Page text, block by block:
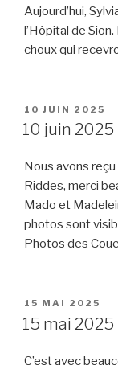
Aujourd’hui,
l’Hôpital de
choux qui
PUBLIÉ
LE
10 JUIN 2025
10 juin 2025
Nous avons reçu
Riddes, merci
Mado et
photos sont
Photos des
PUBLIÉ
LE
15 MAI 2025
15 mai 2025
C’est avec